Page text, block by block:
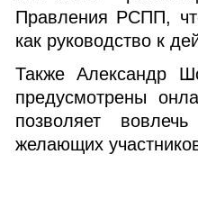
Правления РСПП,
как руководство к
Также Александр
предусмотрены
позволяет
желающих